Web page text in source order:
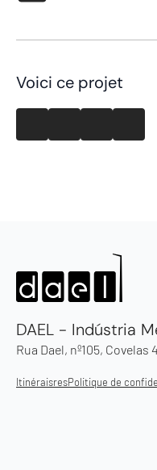
Voici ce projet
DAEL - Indústria
Rua Dael, nº105,
ItinéraisresPolitique de